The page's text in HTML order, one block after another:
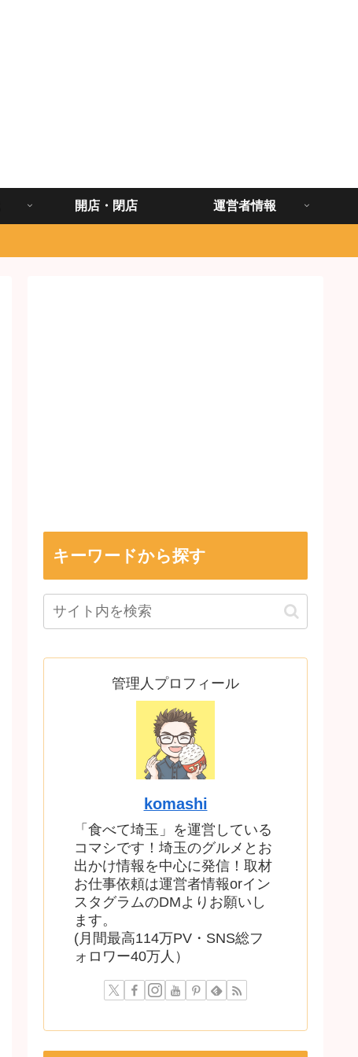
開店・閉店 運営者情報
キーワードから探す
管理人プロフィール
komashi
「食べて埼玉」を運営している
コマシです！埼玉のグルメとお
出かけ情報を中心に発信！取材
お仕事依頼は運営者情報orイン
スタグラムのDMよりお願いし
ます。
(月間最高114万PV・SNS総フ
ォロワー40万人）